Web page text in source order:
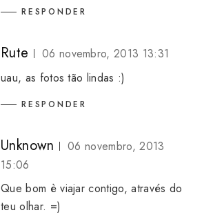
RESPONDER
Rute
06 novembro, 2013 13:31
uau, as fotos tão lindas :)
RESPONDER
Unknown
06 novembro, 2013
15:06
Que bom è viajar contigo, através do
teu olhar. =)